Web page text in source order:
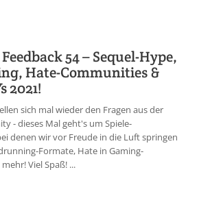
54 – Sequel-Hype,
Hate-Communities &
2021!
sich mal wieder den Fragen aus der
- dieses Mal geht's um Spiele-
denen wir vor Freude in die Luft springen
Formate, Hate in Gaming-
Viel Spaß! ...